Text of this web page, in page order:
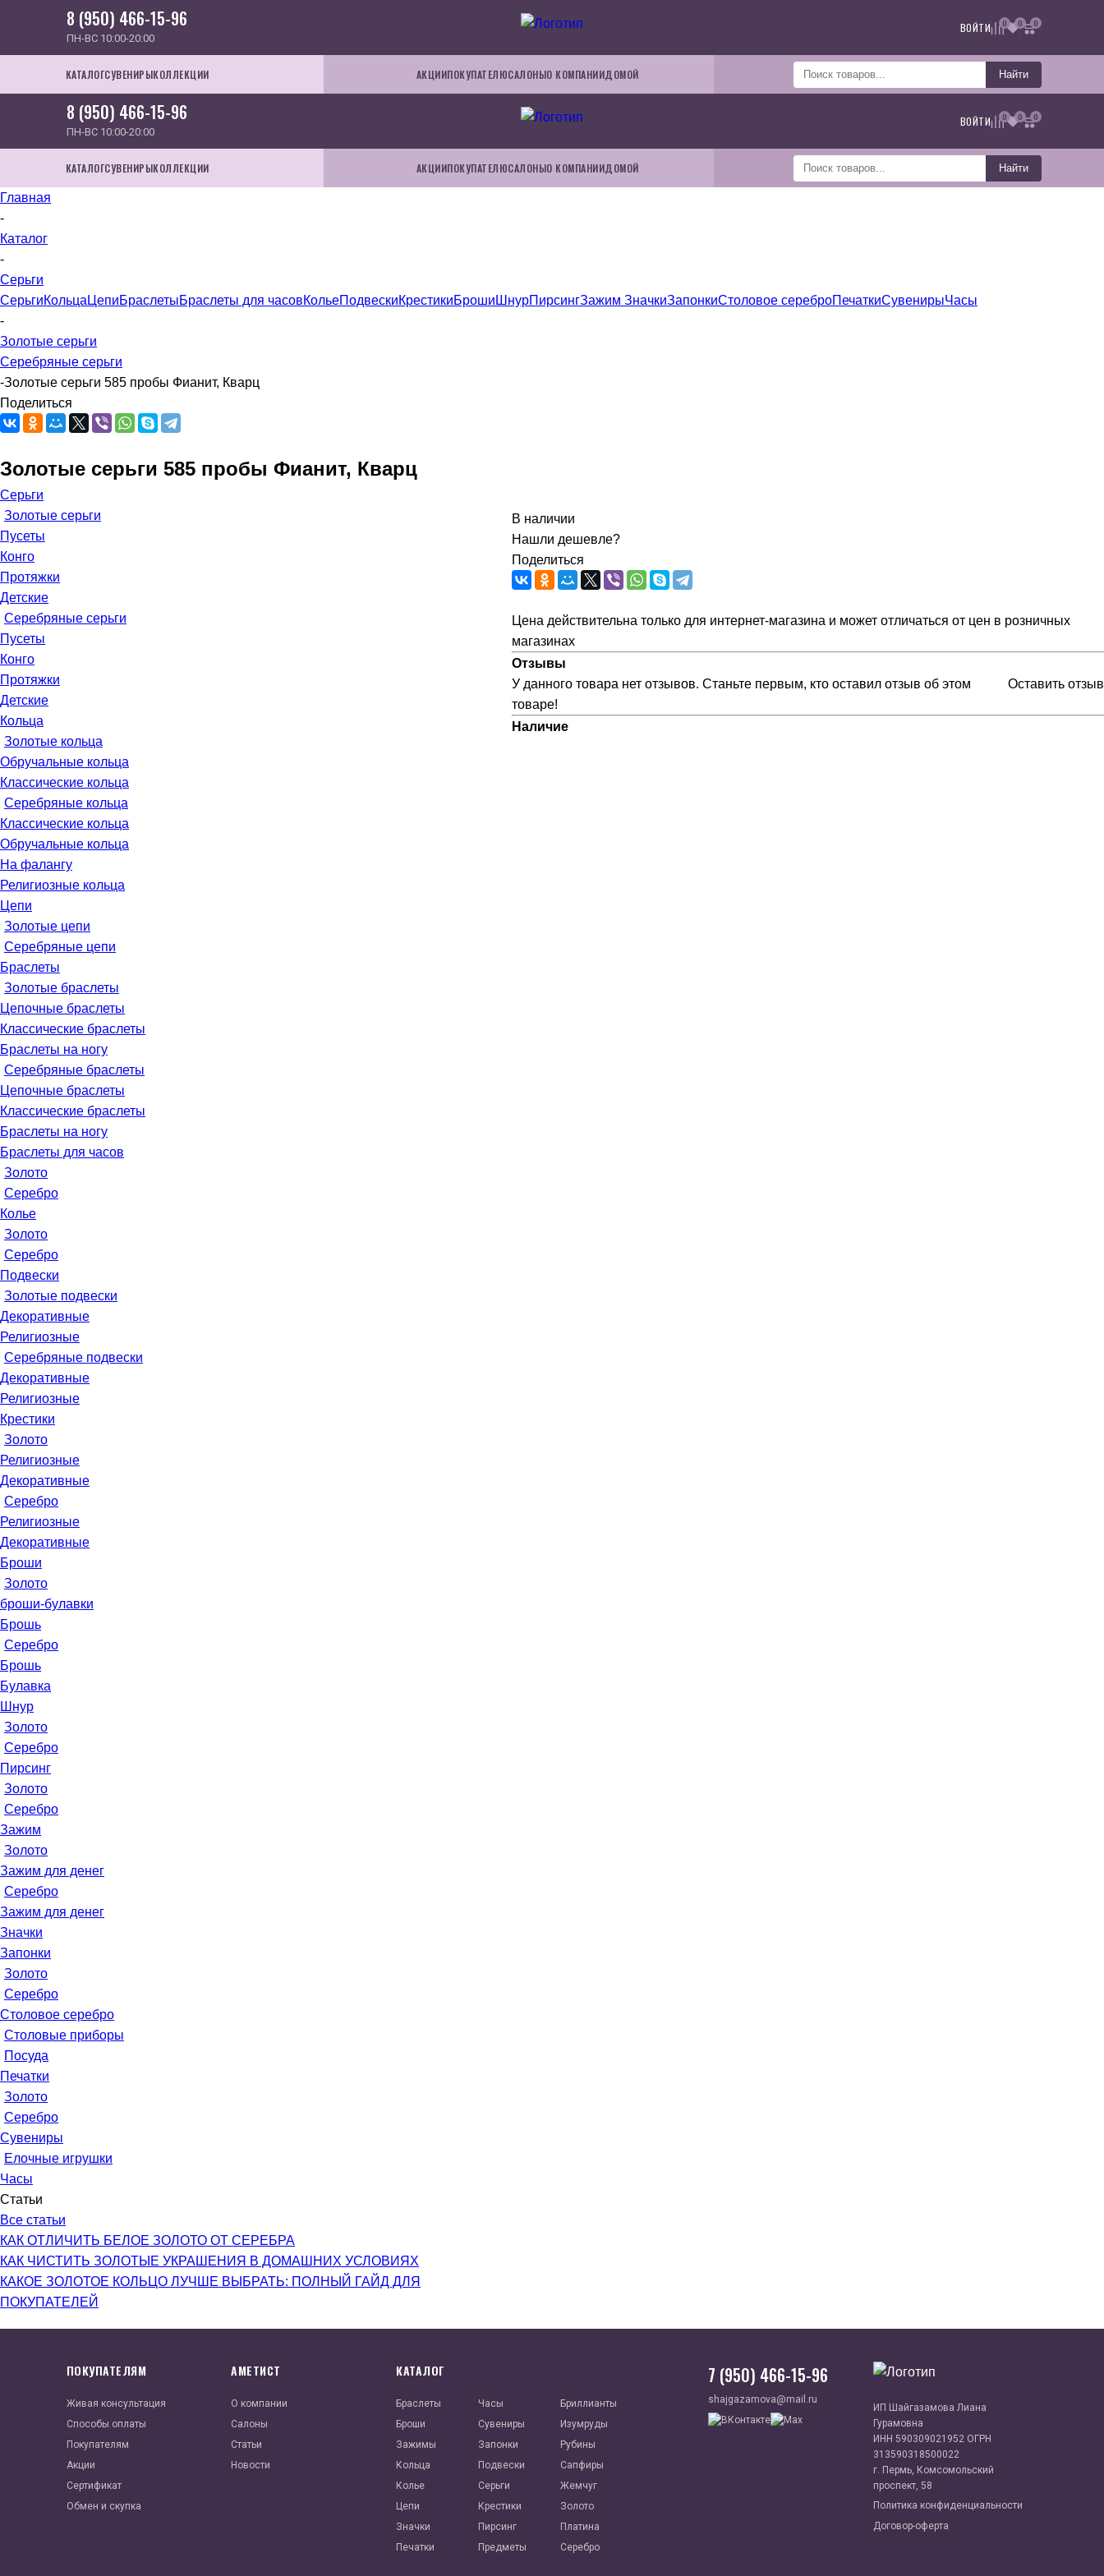
8 (950) 466-15-96
ПН-ВС 10:00-20:00
ВОЙТИ 0 0 0
КАТАЛОГСУВЕНИРЫКОЛЛЕКЦИИ АКЦИИПОКУПАТЕЛЮСАЛОНЫО КОМПАНИИДОМОЙ Найти
8 (950) 466-15-96
ПН-ВС 10:00-20:00
ВОЙТИ 0 0 0
КАТАЛОГСУВЕНИРЫКОЛЛЕКЦИИ АКЦИИПОКУПАТЕЛЮСАЛОНЫО КОМПАНИИДОМОЙ Найти
Главная
-
Каталог
-
Серьги
СерьгиКольца ЦепиБраслетыБраслеты для часовКольеПодвескиКрестикиБроши ШнурПирсингЗажим ЗначкиЗапонкиСтоловое сереброПечаткиСувенирыЧасы
-
Золотые серьги
Серебряные серьги
-Золотые серьги 585 пробы Фианит, Кварц
Поделиться
Золотые серьги 585 пробы Фианит, Кварц
В наличии
Нашли дешевле?
Поделиться
Цена действительна только для интернет-магазина и может отличаться от цен в розничных
магазинах
Отзывы
Оставить отзыв
У данного товара нет отзывов. Станьте первым, кто оставил отзыв об этом
товаре!
Наличие
Серьги
Золотые серьги
Пусеты
Конго
Протяжки
Детские
Серебряные серьги
Пусеты
Конго
Протяжки
Детские
Кольца
Золотые кольца
Обручальные кольца
Классические кольца
Серебряные кольца
Классические кольца
Обручальные кольца
На фалангу
Религиозные кольца
Цепи
Золотые цепи
Серебряные цепи
Браслеты
Золотые браслеты
Цепочные браслеты
Классические браслеты
Браслеты на ногу
Серебряные браслеты
Цепочные браслеты
Классические браслеты
Браслеты на ногу
Браслеты для часов
Золото
Серебро
Колье
Золото
Серебро
Подвески
Золотые подвески
Декоративные
Религиозные
Серебряные подвески
Декоративные
Религиозные
Крестики
Золото
Религиозные
Декоративные
Серебро
Религиозные
Декоративные
Броши
Золото
броши-булавки
Брошь
Серебро
Брошь
Булавка
Шнур
Золото
Серебро
Пирсинг
Золото
Серебро
Зажим
Золото
Зажим для денег
Серебро
Зажим для денег
Значки
Запонки
Золото
Серебро
Столовое серебро
Столовые приборы
Посуда
Печатки
Золото
Серебро
Сувениры
Елочные игрушки
Часы
Статьи
Все статьи
КАК ОТЛИЧИТЬ БЕЛОЕ ЗОЛОТО ОТ СЕРЕБРА
КАК ЧИСТИТЬ ЗОЛОТЫЕ УКРАШЕНИЯ В ДОМАШНИХ УСЛОВИЯХ
КАКОЕ ЗОЛОТОЕ КОЛЬЦО ЛУЧШЕ ВЫБРАТЬ: ПОЛНЫЙ ГАЙД ДЛЯ
ПОКУПАТЕЛЕЙ
ПОКУПАТЕЛЯМ
Живая консультация
Способы оплаты
Покупателям
Акции
Сертификат
Обмен и скупка
АМЕТИСТ
О компании
Салоны
Статьи
Новости
КАТАЛОГ
Браслеты
Броши
Зажимы
Кольца
Колье
Цепи
Значки
Печатки
Часы
Сувениры
Запонки
Подвески
Серьги
Крестики
Пирсинг
Предметы
Бриллианты
Изумруды
Рубины
Сапфиры
Жемчуг
Золото
Платина
Серебро
7 (950) 466-15-96
shajgazamova@mail.ru
ИП Шайгазамова Лиана
Гурамовна
ИНН 590309021952 ОГРН
313590318500022
г. Пермь, Комсомольский
проспект, 58
Политика конфиденциальности
Договор-оферта